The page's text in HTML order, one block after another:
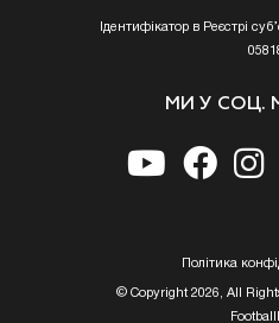
Ідентифікатор в Реєстрі
МИ У СОЦ.
Полiтика
© Copyright 2026, All